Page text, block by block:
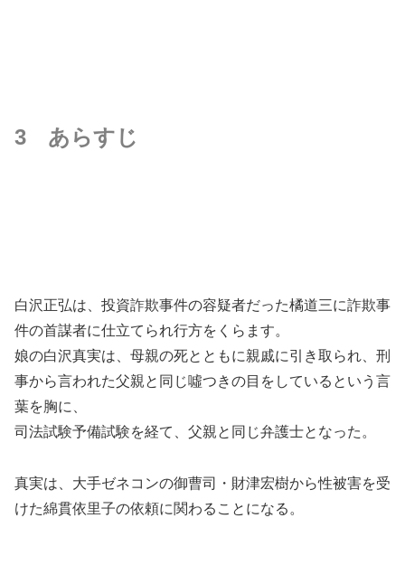
3 あらすじ
白沢正弘は、投資詐欺事件の容疑者だった橘道三に詐欺事
件の首謀者に仕立てられ行方をくらます。
娘の白沢真実は、母親の死とともに親戚に引き取られ、刑
事から言われた父親と同じ噓つきの目をしているという言
葉を胸に、
司法試験予備試験を経て、父親と同じ弁護士となった。
真実は、大手ゼネコンの御曹司・財津宏樹から性被害を受
けた綿貫依里子の依頼に関わることになる。